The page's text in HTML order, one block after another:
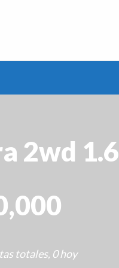
2wd 1.6
totales, 0 hoy